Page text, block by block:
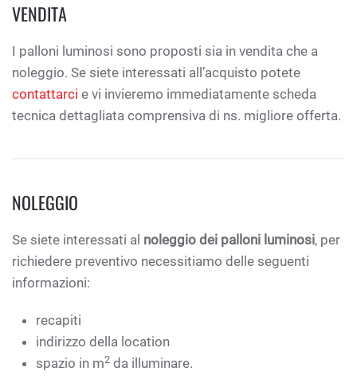
VENDITA
I palloni luminosi sono proposti sia in vendita che a
noleggio. Se siete interessati all’acquisto potete
contattarci e vi invieremo immediatamente scheda
tecnica dettagliata comprensiva di ns. migliore offerta.
NOLEGGIO
Se siete interessati al noleggio dei palloni luminosi, per
richiedere preventivo necessitiamo delle seguenti
informazioni:
recapiti
indirizzo della location
spazio in m2 da illuminare.